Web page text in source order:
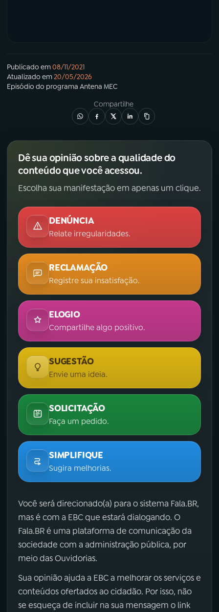
Publicado em08/11/2021
Atualizado em20/05/2026
Episódio do programa Antena MEC
Compartilhe
Dê sua opinião sobre a qualidade do
conteúdo que você acessou.
Escolha sua manifestação em apenas um clique.
DENÚNCIA
Relate irregularidades.
RECLAMAÇÃO
Registre sua insatisfação.
ELOGIO
Compartilhe algo positivo.
SUGESTÃO
Envie uma ideia.
SOLICITAÇÃO
Faça um pedido.
SIMPLIFIQUE
Sugira melhorias.
Você será direcionado(a) para o sistema Fala.BR,
mas é com a EBC que estará dialogando. O
Fala.BR é uma plataforma de comunicação da
sociedade com a administração pública, por
meio das Ouvidorias.
Sua opinião ajuda a EBC a melhorar os serviços e
conteúdos ofertados ao cidadão. Por isso, não
se esqueça de incluir na sua mensagem o link